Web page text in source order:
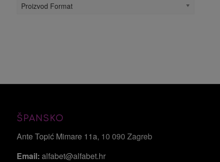
Proizvod Format
ŠPANSKO
Ante Topić Mimare 11a, 10 090 Zagreb
Email: alfabet@alfabet.hr